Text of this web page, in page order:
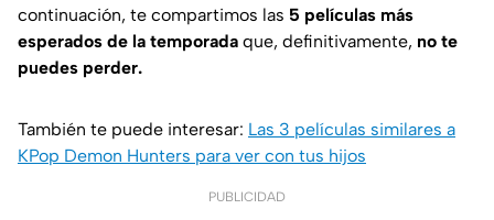
continuación, te compartimos las 5 películas más
esperados de la temporada que, definitivamente, no te
puedes perder.
También te puede interesar: Las 3 películas similares a
KPop Demon Hunters para ver con tus hijos
PUBLICIDAD